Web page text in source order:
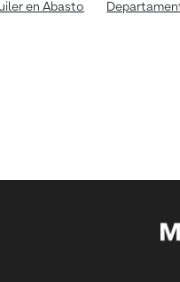
en Abasto